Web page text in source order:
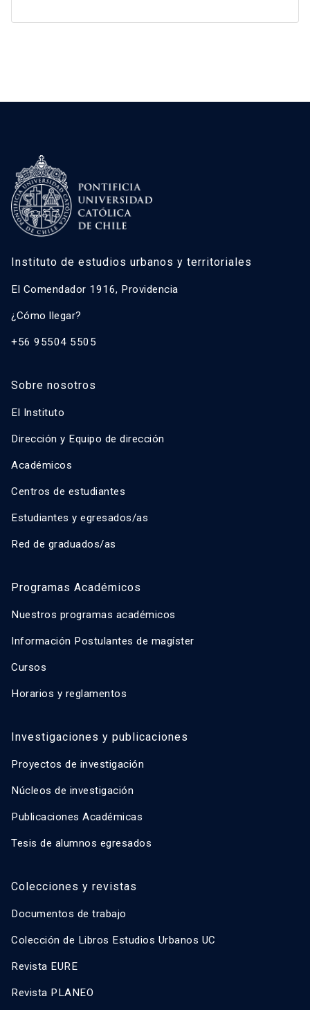
Instituto de estudios urbanos y territoriales
El Comendador 1916, Providencia
¿Cómo llegar?
+56 95504 5505
Sobre nosotros
El Instituto
Dirección y Equipo de dirección
Académicos
Centros de estudiantes
Estudiantes y egresados/as
Red de graduados/as
Programas Académicos
Nuestros programas académicos
Información Postulantes de magíster
Cursos
Horarios y reglamentos
Investigaciones y publicaciones
Proyectos de investigación
Núcleos de investigación
Publicaciones Académicas
Tesis de alumnos egresados
Colecciones y revistas
Documentos de trabajo
Colección de Libros Estudios Urbanos UC
Revista EURE
Revista PLANEO